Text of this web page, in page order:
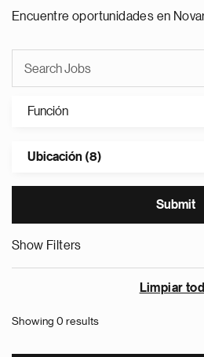
Encuentre oportunidades en
Función
Ubicación (8)
Show Filters
Limpiar
Showing 0 results